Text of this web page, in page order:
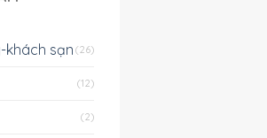
khách sạn (26)
(12)
(2)